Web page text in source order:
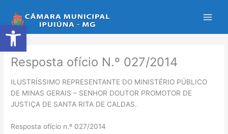
Abrir a barra de ferramentas
para
o
conteúdo
Resposta ofício N.º 027/2014
ILUSTRÍSSIMO REPRESENTANTE DO MINISTÉRIO PÚBLICO
DE MINAS GERAIS – SENHOR DOUTOR PROMOTOR DE
JUSTIÇA DE SANTA RITA DE CALDAS.
Resposta ofício n.º 027/2014